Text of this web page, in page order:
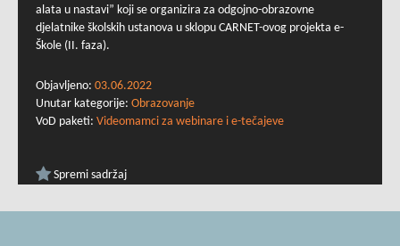
alata u nastavi” koji se organizira za odgojno-obrazovne
djelatnike školskih ustanova u sklopu CARNET-ovog projekta e-
Škole (II. faza).
Objavljeno: 03.06.2022
Unutar kategorije: Obrazovanje
VoD paketi: Videomamci za webinare i e-tečajeve
Spremi sadržaj